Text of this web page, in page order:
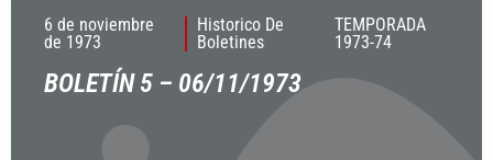
6 de noviembre
de 1973
Historico De
Boletines
TEMPORADA
1973-74
BOLETÍN 5 – 06/11/1973